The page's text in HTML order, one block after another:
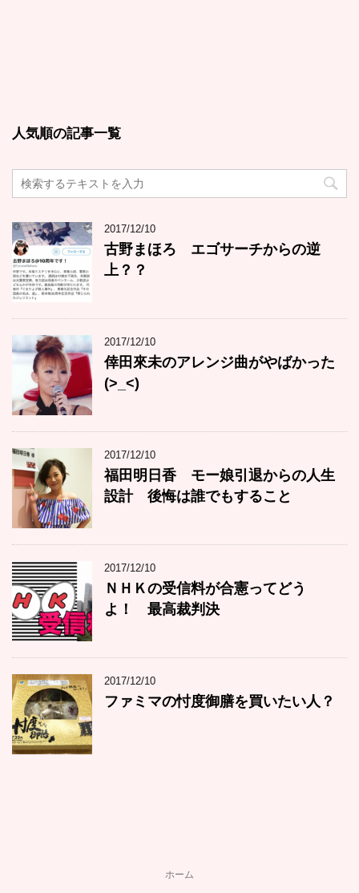
人気順の記事一覧
2017/12/10
古野まほろ エゴサーチからの逆
上？？
2017/12/10
倖田來未のアレンジ曲がやばかった
(>_<)
2017/12/10
福田明日香 モー娘引退からの人生
設計 後悔は誰でもすること
2017/12/10
ＮＨＫの受信料が合憲ってどう
よ！ 最高裁判決
2017/12/10
ファミマの忖度御膳を買いたい人？
ホーム